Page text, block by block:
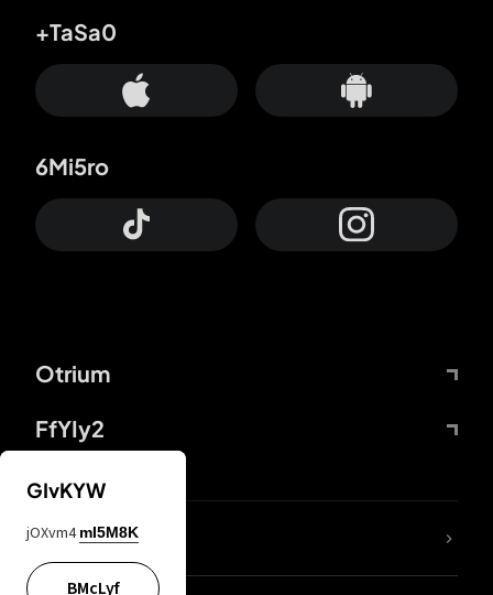
Otrium
FfYIy2
+TaSa0
6Mi5ro
DDcvSo
GIvKYW
jOXvm4 mI5M8K
BMcLyf